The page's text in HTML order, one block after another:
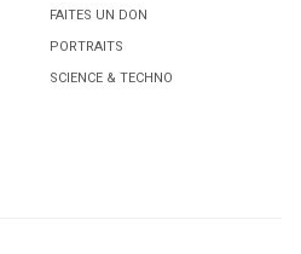
Court.
Court.
FAITES UN DON
PORTRAITS
SCIENCE & TECHNO